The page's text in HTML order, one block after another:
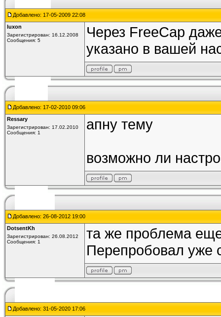
Добавлено: 17-05-2009 22:08
luxon
Зарегистрирован: 16.12.2008
Сообщения: 5
Через FreeCap
указано в вашей
Добавлено: 17-02-2010 09:06
Ressary
Зарегистрирован: 17.02.2010
Сообщения: 1
апну тему
возможно ли
Добавлено: 26-08-2012 19:00
DotsentKh
Зарегистрирован: 26.08.2012
Сообщения: 1
та же проблема еще
Перепробовал уже
Добавлено: 31-05-2020 17:06